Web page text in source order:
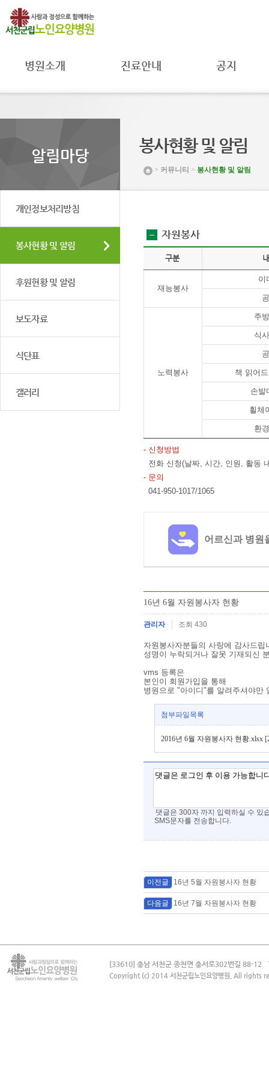
병원소개
조직도 및
연락처
진료안내
진료과
입원안내
프로그램안내
공지
공지사항
MOU 체결
환자권리와
취약환자
채용공고
알림마당
개인정보처리방침
봉사현황 및 알림
후원현황 및 알림
보도자료
식단표
갤러리
봉사현황 및 알림
> 커뮤니티 > 봉사현황 및 알림
자원봉사
구분
재능봉사
이
노력봉사
주
식
책 읽어
손발
휠체
환
- 신청방법
전화 신청(날짜, 시간, 인원, 활동
- 문의
041-950-1017/1065
어르신과 병원
16년 6월 자원봉사자 현황
관리자 조회 430
자원봉사자분들의 사랑에 감사드립
성명이 누락되거나 잘못 기재되신
vms 등록은
본인이 회원가입을 통해
병원으로 "아이디"를 알려주셔야만
첨부파일목록
2016년 6월 자원봉사자 현황.xlsx
댓글은 300자 까지 입력하실 수 있
SMS문자를 전송합니다.
이전글 16년 5월 자원봉사자 현황
다음글 16년 7월 자원봉사자 현황
[33610] 충남 서천군 종천면 충서로302번길 88-12
Copyright (c) 2014 서천군립노인요양병원. All rights